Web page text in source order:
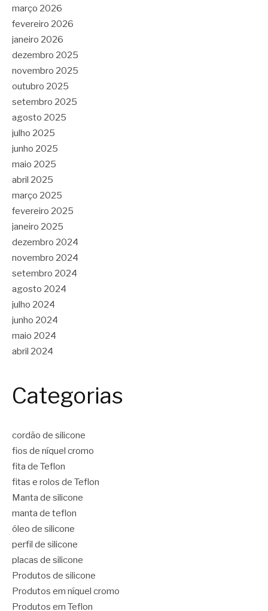
março 2026
fevereiro 2026
janeiro 2026
dezembro 2025
novembro 2025
outubro 2025
setembro 2025
agosto 2025
julho 2025
junho 2025
maio 2025
abril 2025
março 2025
fevereiro 2025
janeiro 2025
dezembro 2024
novembro 2024
setembro 2024
agosto 2024
julho 2024
junho 2024
maio 2024
abril 2024
Categorias
cordão de silicone
fios de níquel cromo
fita de Teflon
fitas e rolos de Teflon
Manta de silicone
manta de teflon
óleo de silicone
perfil de silicone
placas de silicone
Produtos de silicone
Produtos em níquel cromo
Produtos em Teflon